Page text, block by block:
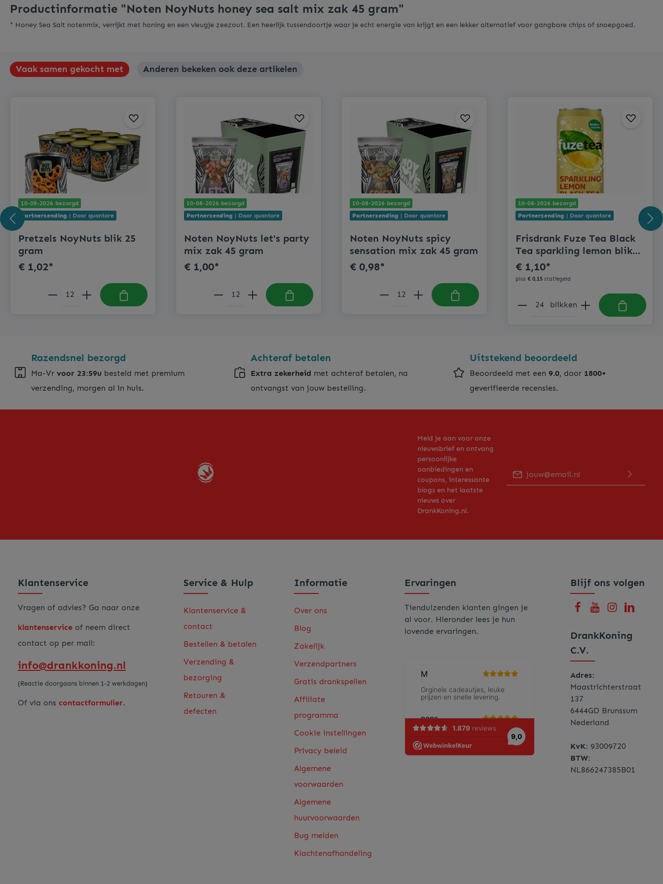
Productinformatie "Noten NoyNuts honey sea salt mix zak 45 gram"
* Honey Sea Salt notenmix, verrijkt met honing en een vleugje zeezout. Een heerlijk tussendoortje waar je echt energie van krijgt en een lekker alternatief voor gangbare chips of snoepgoed.
Vaak samen gekocht met Anderen bekeken ook deze artikelen
10-08-2026 bezorgd
Partnerzending | Door quantore
Pretzels NoyNuts blik 25
gram
€ 1,02*
10-08-2026 bezorgd
Partnerzending | Door quantore
Noten NoyNuts let's party
mix zak 45 gram
€ 1,00*
10-08-2026 bezorgd
Partnerzending | Door quantore
Noten NoyNuts spicy
sensation mix zak 45 gram
€ 0,98*
10-08-2026 bezorgd
Partnerzending | Door quantore
Frisdrank Fuze Tea Black
Tea sparkling lemon blik
330ml
€ 1,10*
plus € 0,15 statiegeld
blikken
Razendsnel bezorgd
Ma-Vr voor 23:59u besteld met premium
verzending, morgen al in huis.
Achteraf betalen
Extra zekerheid met achteraf betalen, na
ontvangst van jouw bestelling.
Uitstekend beoordeeld
Beoordeeld met een9.0, door 1800+
geverifieerde recensies.
Meld je aan voor onze
nieuwsbrief en ontvang
persoonlijke
aanbiedingen en
coupons, interessante
blogs en het laatste
nieuws over
DrankKoning.nl.
Blijf ons volgen
DrankKoning
C.V.
Adres:
Maastrichterstraat
137
6444GD Brunssum
Nederland
KvK: 93009720
BTW:
NL866247385B01
Ervaringen
Tienduizenden klanten gingen je
al voor. Hieronder lees je hun
lovende ervaringen.
Klantenservice
Vragen of advies? Ga naar onze
klantenservice of neem direct
contact op per mail:
info@drankkoning.nl
(Reactie doorgaans binnen 1-2 werkdagen)
Of via ons contactformulier.
Service & Hulp
Klantenservice &
contact
Bestellen & betalen
Verzending &
bezorging
Retouren &
defecten
Informatie
Over ons
Blog
Zakelijk
Verzendpartners
Gratis drankspellen
Affiliate
programma
Cookie instellingen
Privacy beleid
Algemene
voorwaarden
Algemene
huurvoorwaarden
Bug melden
Klachtenafhandeling